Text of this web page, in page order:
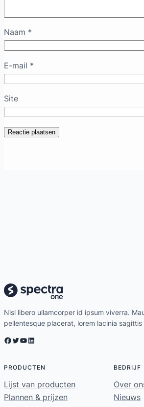
Naam *
E-mail *
Site
Nisl libero ullamcorper id ipsum viverra.
pellentesque placerat, lorem lacinia sagittis
Facebook Twitter YouTube LinkedIn
PRODUCTEN
Lijst van producten
Plannen & prijzen
BEDRIJF
Over
Nieuws